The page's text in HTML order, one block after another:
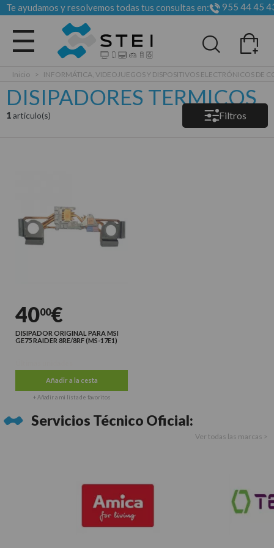
Te ayudamos y resolvemos todas tus consultas en: 955 44 45
Todas las categorias
Inicio > INFORMÁTICA, VIDEOJUEGOS Y DISPOSITIVOS ELECTRÓNICOS DE
DISIPADORES TERMICOS
1articulo(s) Filtros
4000€
DISIPADOR ORIGINAL PARA MSI
GE75 RAIDER 8RE/8RF (MS-17E1)
Añadir a la cesta
+ Añadir a mi lista de favoritos
Servicios Técnico Oficial:
Ver todas las marcas >